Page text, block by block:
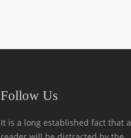
Follow Us
It is a long established fact that a